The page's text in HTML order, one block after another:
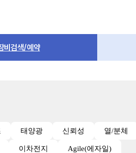
비검색/예약
태양광 신뢰성 열/분체
이차전지 Agile(에자일)